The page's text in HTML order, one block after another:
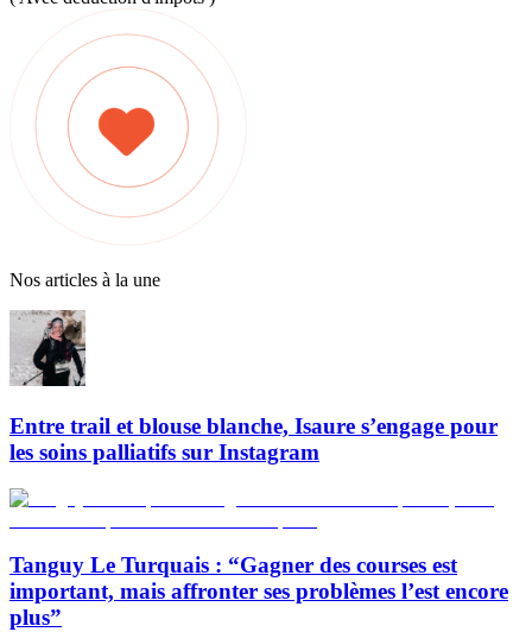
Nos articles à la une
Entre trail et blouse blanche, Isaure s’engage pour
les soins palliatifs sur Instagram
Tanguy Le Turquais : “Gagner des courses est
important, mais affronter ses problèmes l’est encore
plus”